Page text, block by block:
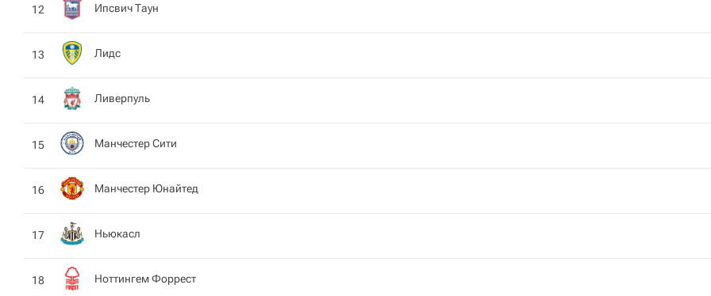
12 Ипсвич Таун
13 Лидс
14 Ливерпуль
15 Манчестер Сити
16 Манчестер Юнайтед
17 Ньюкасл
18 Ноттингем Форрест